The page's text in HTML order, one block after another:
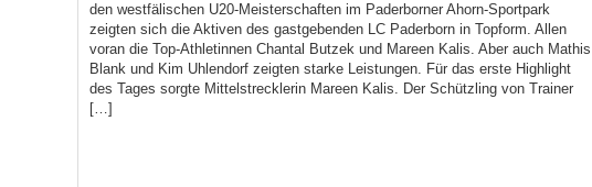
den westfälischen U20-Meisterschaften im Paderborner Ahorn-Sportpark
zeigten sich die Aktiven des gastgebenden LC Paderborn in Topform. Allen
voran die Top-Athletinnen Chantal Butzek und Mareen Kalis. Aber auch Mathis
Blank und Kim Uhlendorf zeigten starke Leistungen. Für das erste Highlight
des Tages sorgte Mittelstrecklerin Mareen Kalis. Der Schützling von Trainer
[…]